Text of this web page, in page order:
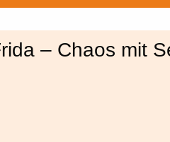
– Chaos mit